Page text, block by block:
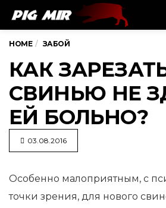
HOME ЗАБОЙ
КАК
СВИНЬЮ НЕ
ЕЙ БОЛЬНО?
03.08.2016
Особенно малоприятным, с
точки зрения, для нового